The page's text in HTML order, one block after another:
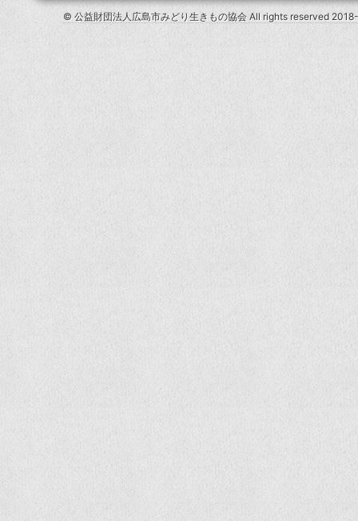
© 公益財団法人広島市みどり生きもの協会 All rights reserved 2018-